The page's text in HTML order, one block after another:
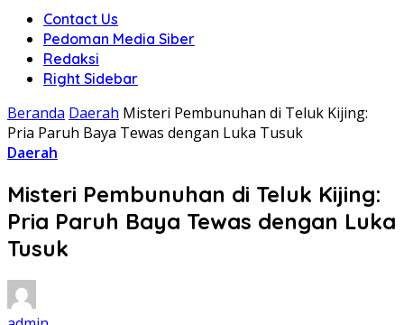
Contact Us
Pedoman Media Siber
Redaksi
Right Sidebar
Beranda Daerah Misteri Pembunuhan di Teluk Kijing:
Pria Paruh Baya Tewas dengan Luka Tusuk
Daerah
Misteri Pembunuhan di Teluk Kijing:
Pria Paruh Baya Tewas dengan Luka
Tusuk